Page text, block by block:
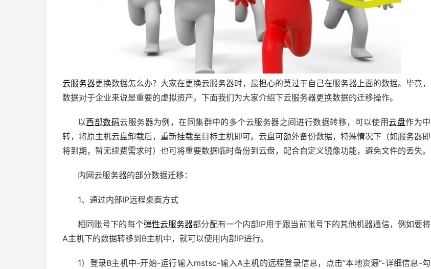
云服务器更换数据怎么办？大家在更换云服务器时，最担心的莫过于自己在服务器上面的数据。毕竟，
数据对于企业来说是重要的虚拟资产。下面我们为大家介绍下云服务器更换数据的迁移操作。
以西部数码云服务器为例，在同集群中的多个云服务器之间进行数据转移，可以使用云盘作为中
转，将原主机云盘卸载后，重新挂载至目标主机即可。云盘可额外备份数据，特殊情况下（如服务器即
将到期，暂无续费需求时）也可将重要数据临时备份到云盘，配合自定义镜像功能，避免文件的丢失。
内网云服务器的部分数据迁移：
1、通过内部IP远程桌面方式
相同账号下的每个弹性云服务器都分配有一个内部IP用于跟当前帐号下的其他机器通信，例如要将
A主机下的数据转移到B主机中，就可以使用内部IP进行。
1）登录B主机中-开始-运行输入mstsc-输入A主机的远程登录信息，点击”本地资源”-详细信息-勾